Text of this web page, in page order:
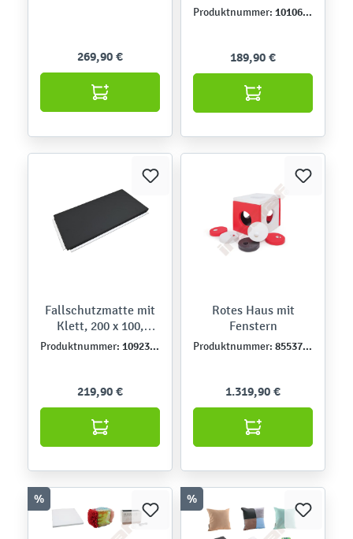
269,90 €
Produktnummer: 101069PU
189,90 €
Fallschutzmatte mit
Klett, 200 x 100,
anthrazit
Produktnummer: 109231PU
219,90 €
Rotes Haus mit
Fenstern
Produktnummer: 855376PU
1.319,90 €
% %